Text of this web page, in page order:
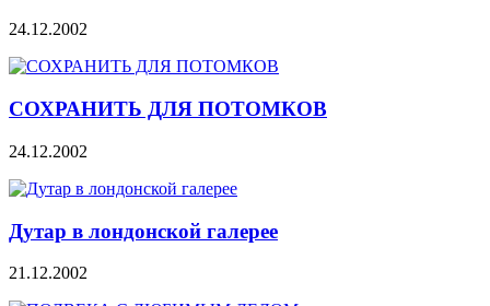
24.12.2002
СОХРАНИТЬ ДЛЯ ПОТОМКОВ
24.12.2002
Дутар в лондонской галерее
21.12.2002